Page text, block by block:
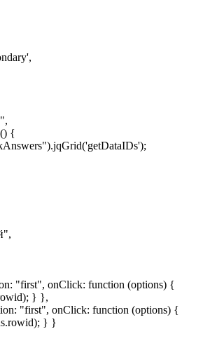
{
"first", onClick: function (options) {
} },
"first", onClick: function (options) {
} }